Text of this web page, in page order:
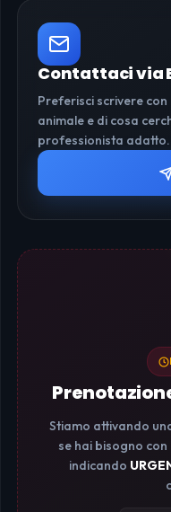
Contattaci via
Preferisci scrivere
animale e di cosa
professionista adatto.
Stiamo attivando
se hai bisogno
indicando